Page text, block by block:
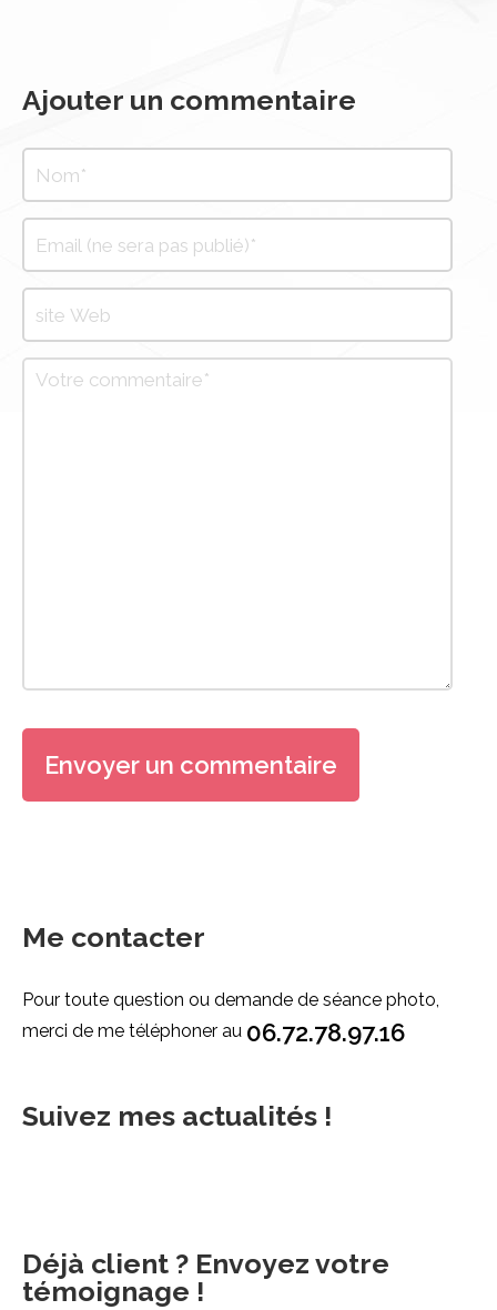
Ajouter un commentaire
Me contacter
Pour toute question ou demande de séance photo,
merci de me téléphoner au 06.72.78.97.16
Suivez mes actualités !
Déjà client ? Envoyez votre
témoignage !